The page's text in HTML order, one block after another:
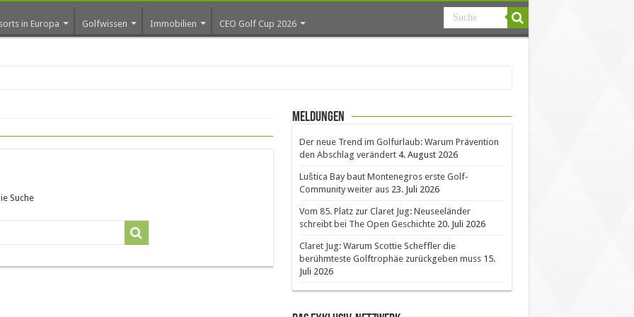
in Europa Golfwissen Immobilien CEO Golf Cup 2026
Suche
Meldungen
Der neue Trend im Golfurlaub: Warum Prävention
den Abschlag verändert 4. August 2026
Luštica Bay baut Montenegros erste Golf-
Community weiter aus 23. Juli 2026
Vom 85. Platz zur Claret Jug: Neuseeländer
schreibt bei The Open Geschichte 20. Juli 2026
Claret Jug: Warum Scottie Scheffler die
berühmteste Golftrophäe zurückgeben muss 15.
Juli 2026